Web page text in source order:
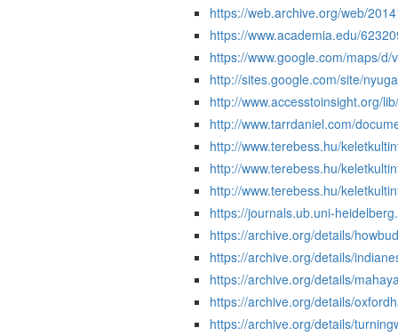
https://web.archive.org/web/
https://www.academia.edu/
https://www.google.com/maps/
http://sites.google.com/site/
http://www.accesstoinsight.org/
http://www.tarrdaniel.com/
http://www.terebess.hu/
http://www.terebess.hu/
http://www.terebess.hu/
https://journals.ub.uni-
https://archive.org/details/
https://archive.org/details/
https://archive.org/details/
https://archive.org/details/
https://archive.org/details/